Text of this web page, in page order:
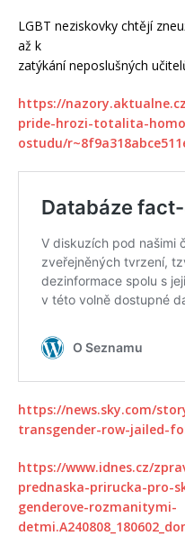
LGBT neziskovky chtějí
až k
zatýkání neposlušných
https://
pride-hrozi-totalita-
ostudu/
https://news.sky.com/
transgender-row-jailed-
https://www.idnes.cz/
prednaska-prirucka-pro-
genderove-rozmanitymi-